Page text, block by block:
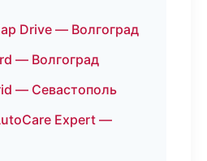
Drive — Волгоград
— Волгоград
— Севастополь
Expert —